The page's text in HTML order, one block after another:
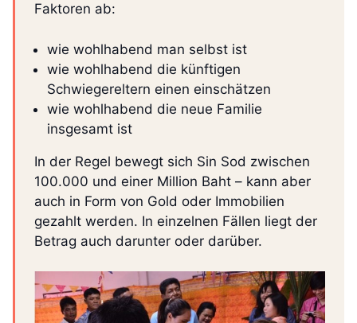
Faktoren ab:
wie wohlhabend man selbst ist
wie wohlhabend die künftigen
Schwiegereltern einen einschätzen
wie wohlhabend die neue Familie
insgesamt ist
In der Regel bewegt sich Sin Sod zwischen
100.000 und einer Million Baht – kann aber
auch in Form von Gold oder Immobilien
gezahlt werden. In einzelnen Fällen liegt der
Betrag auch darunter oder darüber.